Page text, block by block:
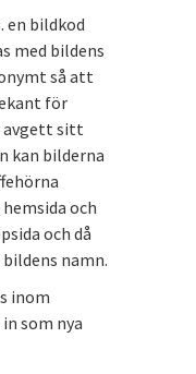
en bildkod
med bildens
så att
för
avgett sitt
kan bilderna
och
och då
namn.
inom
som nya